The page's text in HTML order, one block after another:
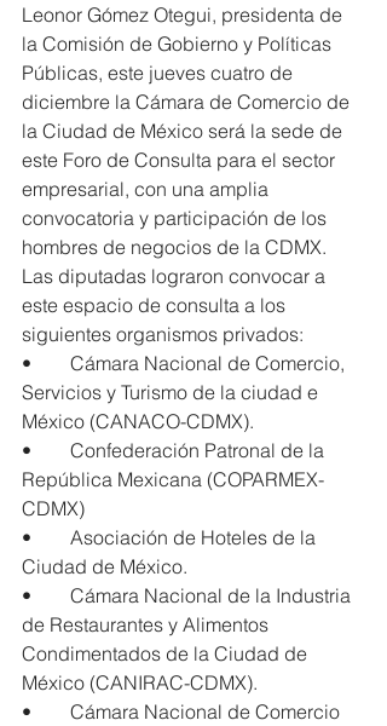
Leonor Gómez Otegui, presidenta de
la Comisión de Gobierno y Políticas
Públicas, este jueves cuatro de
diciembre la Cámara de Comercio de
la Ciudad de México será la sede de
este Foro de Consulta para el sector
empresarial, con una amplia
convocatoria y participación de los
hombres de negocios de la CDMX.
Las diputadas lograron convocar a
este espacio de consulta a los
siguientes organismos privados:
•        Cámara Nacional de Comercio,
Servicios y Turismo de la ciudad e
México (CANACO-CDMX).
•        Confederación Patronal de la
República Mexicana (COPARMEX-
CDMX)
•        Asociación de Hoteles de la
Ciudad de México.
•        Cámara Nacional de la Industria
de Restaurantes y Alimentos
Condimentados de la Ciudad de
México (CANIRAC-CDMX).
•        Cámara Nacional de Comercio